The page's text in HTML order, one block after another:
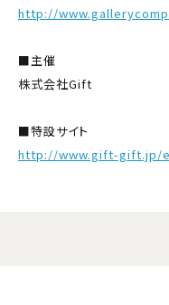
http://
■主催
株式会社Gift
■特設サイト
http://www.gift-gift.jp/